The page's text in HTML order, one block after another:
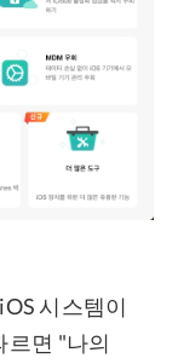
시스템이
르면 "나의